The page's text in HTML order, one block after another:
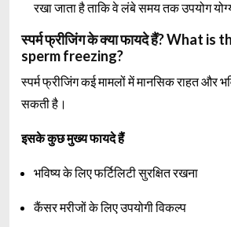
रखा जाता है ताकि वे लंबे समय तक उपयोग
स्पर्म फ्रीजिंग के क्या फायदे हैं? What
sperm freezing?
स्पर्म फ्रीजिंग कई मामलों में मानसिक राहत और
सकती है।
इसके कुछ मुख्य फायदे हैं
भविष्य के लिए फर्टिलिटी सुरक्षित रखना
कैंसर मरीजों के लिए उपयोगी विकल्प